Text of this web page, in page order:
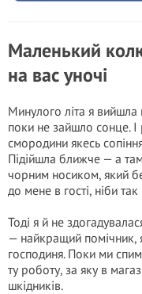
Маленький
на вас уночі
Минулого літа я
поки не зайшло сонце.
смородини якесь
Підійшла ближче — а
чорним носиком, який
до мене в гості, ніби так
Тоді я й не
— найкращий помічник,
господиня. Поки ми
ту роботу, за яку в
шкідників.